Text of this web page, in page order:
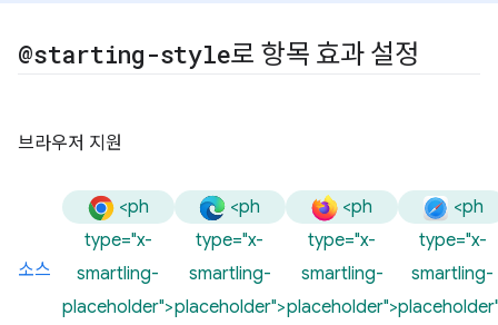
@starting-style로 항목 효과 설정
브라우저 지원
<ph
type="x-
smartling-
placeholder">
<ph
type="x-
smartling-
placeholder">
<ph
type="x-
smartling-
placeholder">
<ph
type="x-
smartling-
소스